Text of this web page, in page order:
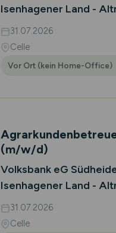
Isenhagener Land -
31.07.2026
Celle
Vor Ort (kein Home-Office)
(m/w/d)
Volksbank eG
Isenhagener Land -
31.07.2026
Celle